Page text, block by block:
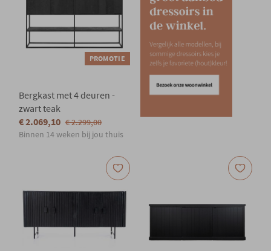
PROMOTIE
Bergkast met 4 deuren -
zwart teak
€ 2.069,10 € 2.299,00
Binnen 14 weken bij jou thuis